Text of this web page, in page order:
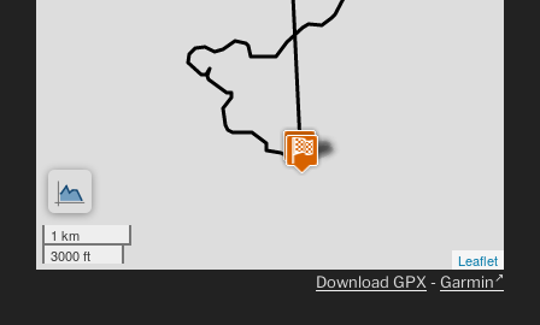
1 km
3000 ft
Leaflet
Download GPX - Garmin